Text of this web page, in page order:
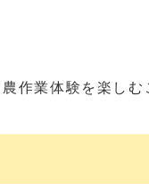
作業体験を楽しむ